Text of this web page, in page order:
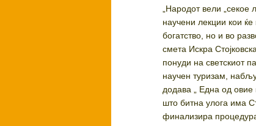
„Народот вели
научени лекции кои
богатство, но и во
смета Искра
понуди на светскиот
научен туризам,
додава „ Една од овие
што битна улога има
финализира